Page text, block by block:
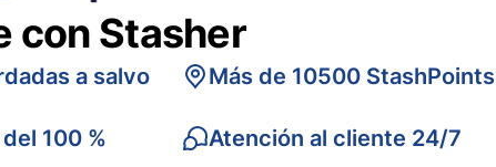
con Stasher
a salvo
100 %
Más de 10500 StashPoints
Atención al cliente 24/7